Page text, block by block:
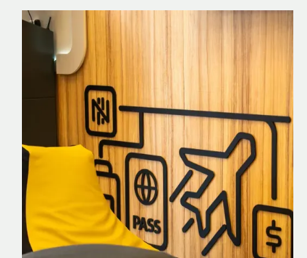
Nomad Explorer
Cartão de crédito brasileiro com cashback
em dólar